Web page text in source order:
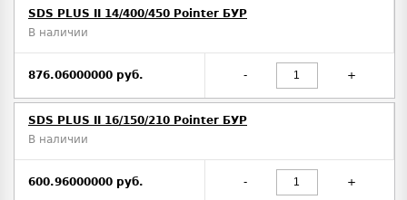
SDS PLUS II 14/400/450 Pointer БУР
В наличии
876.06000000 руб. - +
SDS PLUS II 16/150/210 Pointer БУР
В наличии
600.96000000 руб. - +